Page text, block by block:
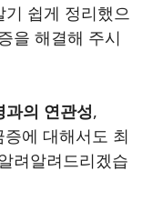
기 쉽게 정리했으
을 해결해 주시
과의 연관성,
에 대해서도 최
려알려드리겠습